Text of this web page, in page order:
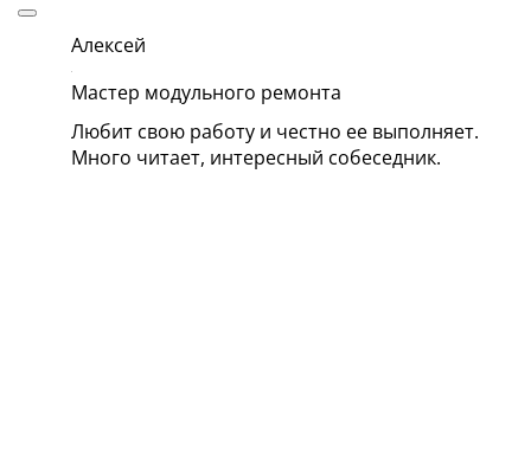
Алексей
Мастер модульного ремонта
Любит свою работу и честно ее выполняет.
Много читает, интересный собеседник.